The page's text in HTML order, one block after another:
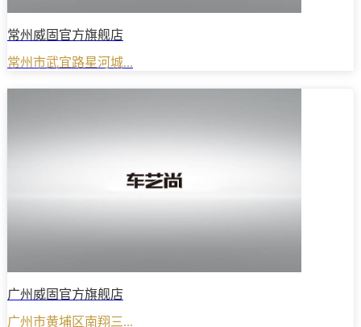
常州威固官方旗舰店
常州市武宜路星河城...
广州威固官方旗舰店
广州市黄埔区南翔三...